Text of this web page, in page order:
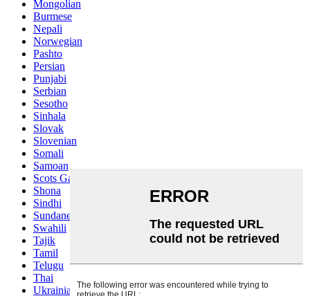
Mongolian
Burmese
Nepali
Norwegian
Pashto
Persian
Punjabi
Serbian
Sesotho
Sinhala
Slovak
Slovenian
Somali
Samoan
Scots Gaelic
Shona
Sindhi
Sundanese
Swahili
Tajik
Tamil
Telugu
Thai
Ukrainian